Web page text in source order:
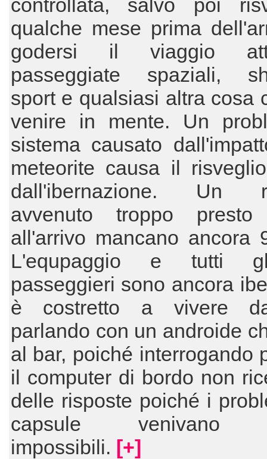
controllata, salvo poi
qualche mese prima
godersi il viaggio
passeggiate spaziali,
sport e qualsiasi altra cosa
venire in mente. Un
sistema causato
meteorite causa il
dall'ibernazione. Un
avvenuto troppo presto
all'arrivo mancano ancora
L'equpaggio e tutti
passeggieri sono ancora
è costretto a vivere
parlando con un androide
al bar, poiché interrogando
il computer di bordo non
delle risposte poiché i
capsule venivano
impossibili. [+]